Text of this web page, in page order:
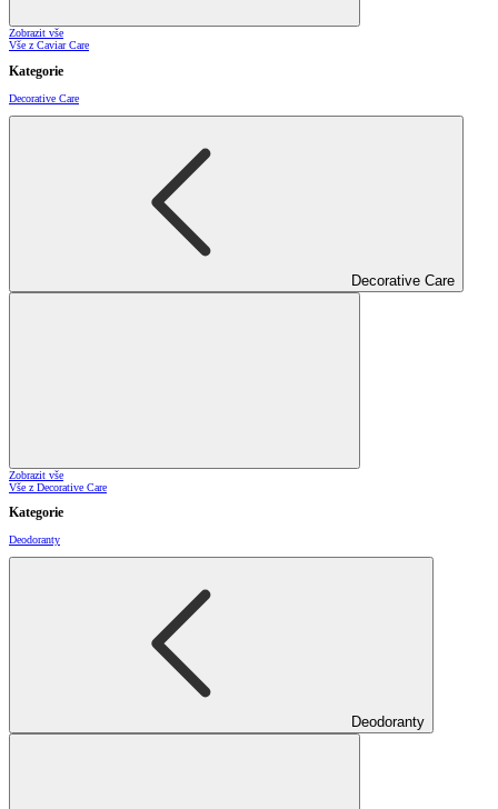
Zobrazit vše
Vše z Caviar Care
Kategorie
Decorative Care
Decorative Care
Zobrazit vše
Vše z Decorative Care
Kategorie
Deodoranty
Deodoranty